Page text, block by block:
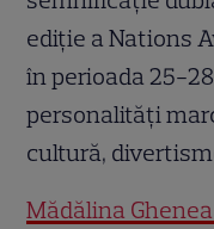
ediție a Nations
în perioada 25-
personalități
cultură,
Mădălina